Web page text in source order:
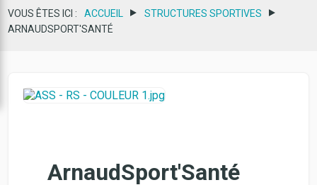
VOUS ÊTES ICI : ACCUEIL
STRUCTURES SPORTIVES
ARNAUDSPORT'SANTÉ
ArnaudSport'Santé